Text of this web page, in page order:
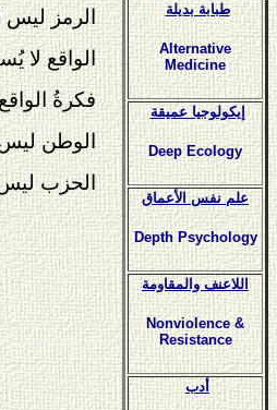
الرمز ليس
الواقع لا
فكرةُ
الوطن ليس
الحزب ليس
طبابة بديلة
Alternative
Medicine
إيكولوجيا عميقة
Deep Ecology
علم نفس الأعماق
Depth Psychology
اللاعنف والمقاومة
Nonviolence &
Resistance
أدب